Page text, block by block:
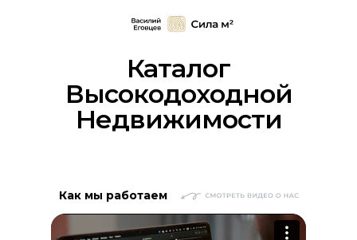
Каталог
Высокодоходной
Недвижимости
Как мы работаем